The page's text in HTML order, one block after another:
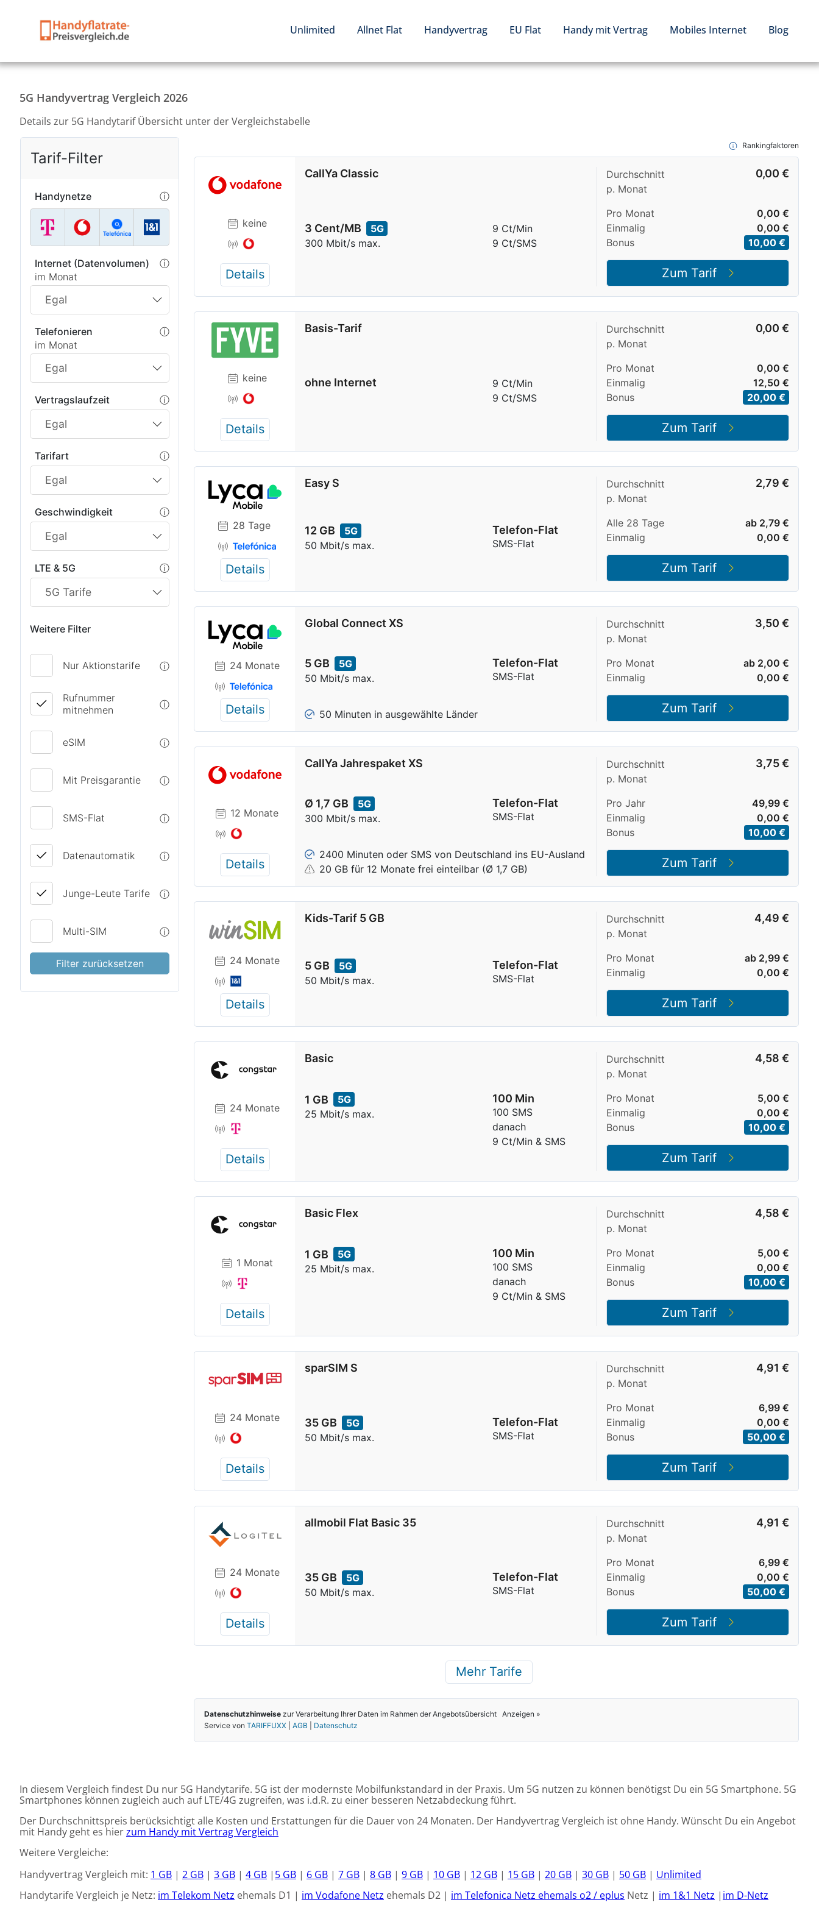
Unlimited Allnet Flat Handyvertrag EU Flat Handy mit Vertrag Mobiles Internet Blog
5G Handyvertrag Vergleich 2026
Details zur 5G Handytarif Übersicht unter der Vergleichstabelle
In diesem Vergleich findest Du nur 5G Handytarife. 5G ist der modernste Mobilfunkstandard in der Praxis. Um 5G nutzen zu können benötigst Du ein 5G Smartphone. 5G
Smartphones können zugleich auch auf LTE/4G zugreifen, was i.d.R. zu einer besseren Netzabdeckung führt.
Der Durchschnittspreis berücksichtigt alle Kosten und Erstattungen für die Dauer von 24 Monaten. Der Handyvertrag Vergleich ist ohne Handy. Wünscht Du ein Angebot
mit Handy geht es hierzum Handy mit Vertrag Vergleich
Weitere Vergleiche:
Handyvertrag Vergleich mit: 1 GB | 2 GB | 3 GB | 4 GB | 5 GB | 6 GB | 7 GB | 8 GB | 9 GB | 10 GB | 12 GB | 15 GB | 20 GB | 30 GB | 50 GB | Unlimited
Handytarife Vergleich je Netz: im Telekom Netz ehemals D1 | im Vodafone Netz ehemals D2 | im Telefonica Netz ehemals o2 / eplus Netz | im 1&1 Netz | im D-Netz